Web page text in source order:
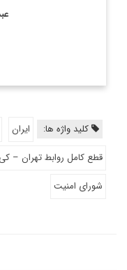
کلید واژه ها: ایران
قطع کامل روابط تهران –
شورای امنیت